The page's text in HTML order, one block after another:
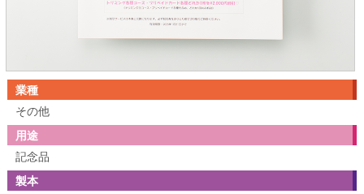
業種
その他
用途
記念品
製本